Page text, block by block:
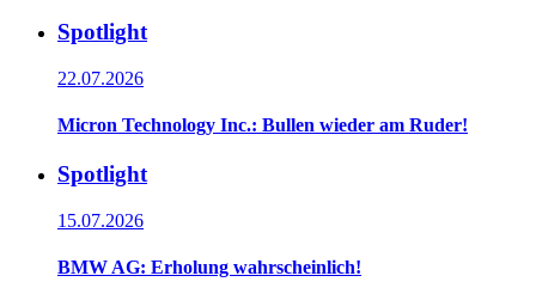
Spotlight
22.07.2026
Micron Technology Inc.: Bullen wieder am Ruder!
Spotlight
15.07.2026
BMW AG: Erholung wahrscheinlich!